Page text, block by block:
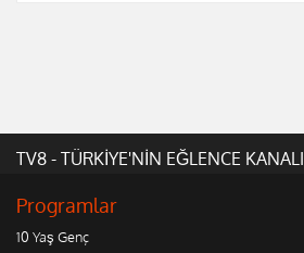
TV8 - TÜRKİYE'NİN EĞLENCE KANALI
Programlar
10 Yaş Genç